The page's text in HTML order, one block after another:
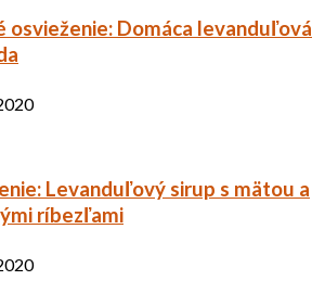
osvieženie: Domáca levanduľová
Levanduľový sirup s mätou a
ríbezľami